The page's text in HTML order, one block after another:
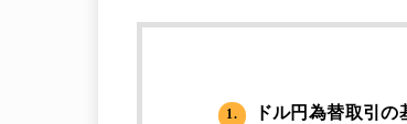
1. ドル円為替取引の